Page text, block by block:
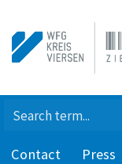
Contact Press